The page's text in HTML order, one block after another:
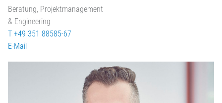
Beratung, Projektmanagement
& Engineering
T +49 351 88585-67
E-Mail